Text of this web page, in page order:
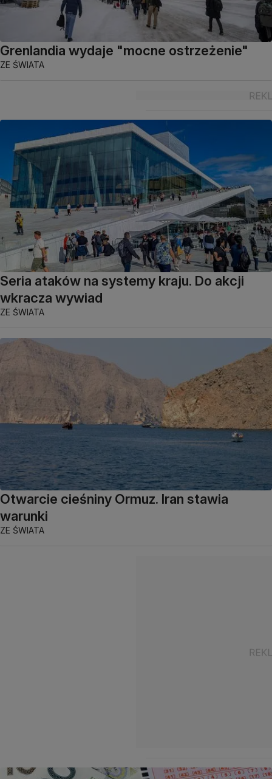
Grenlandia wydaje "mocne ostrzeżenie"
ZE ŚWIATA
Seria ataków na systemy kraju. Do akcji
wkracza wywiad
ZE ŚWIATA
Otwarcie cieśniny Ormuz. Iran stawia
warunki
ZE ŚWIATA